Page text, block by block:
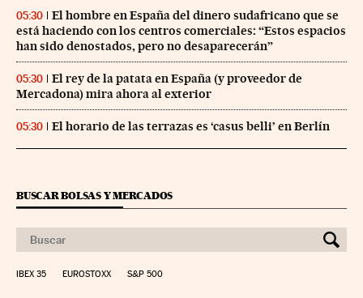
05:30
El hombre en España del dinero sudafricano que se
está haciendo con los centros comerciales: “Estos espacios
han sido denostados, pero no desaparecerán”
05:30
El rey de la patata en España (y proveedor de
Mercadona) mira ahora al exterior
05:30 El horario de las terrazas es ‘casus belli’ en Berlín
BUSCAR BOLSAS Y MERCADOS
IBEX 35 EUROSTOXX S&P 500